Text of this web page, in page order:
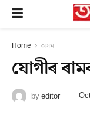
Home অসম
যোগীৰ
byeditor